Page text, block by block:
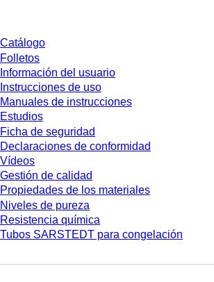
Catálogo
Folletos
Información del usuario
Instrucciones de uso
Manuales de instrucciones
Estudios
Ficha de seguridad
Declaraciones de conformidad
Vídeos
Gestión de calidad
Propiedades de los materiales
Niveles de pureza
Resistencia química
Tubos SARSTEDT para congelación